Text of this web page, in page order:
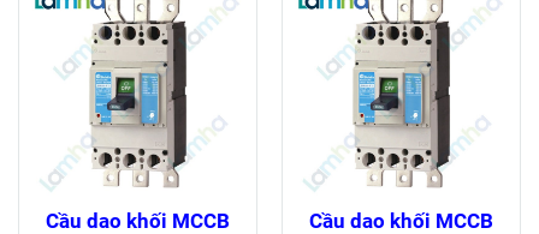
Cầu dao khối MCCB
Cầu dao khối MCCB